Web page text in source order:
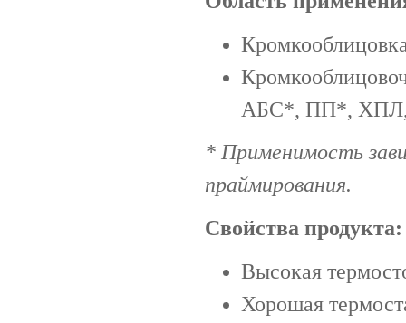
АБС*, ПП*, ХПЛ,
* Применимость
праймирования.
Свойства продукта:
Высокая
Хорошая